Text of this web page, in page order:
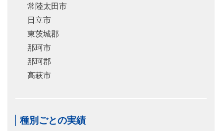
常陸太田市
日立市
東茨城郡
那珂市
那珂郡
高萩市
種別ごとの実績